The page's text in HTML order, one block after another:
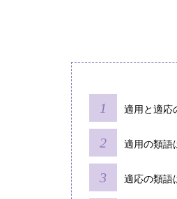
適用と適応
適用の類語
適応の類語